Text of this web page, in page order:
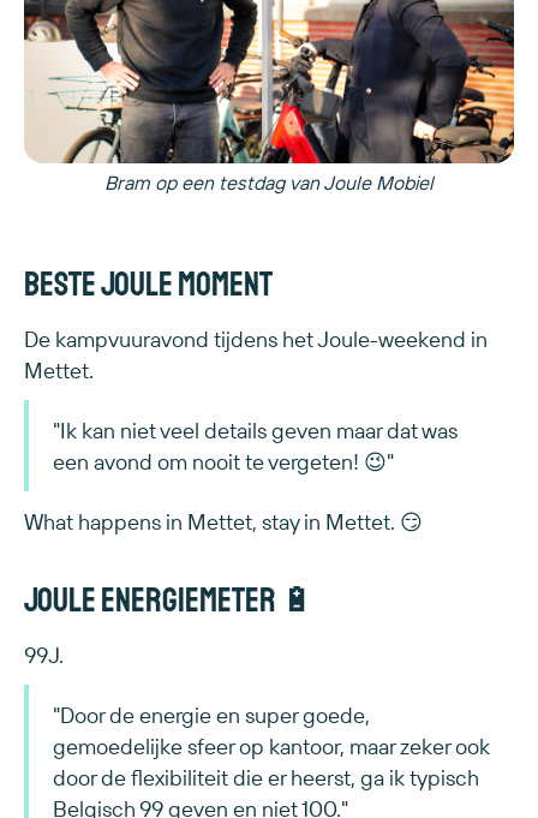
Bram op een testdag van Joule Mobiel
Beste Joule moment
De kampvuuravond tijdens het Joule-weekend in
Mettet.
"Ik kan niet veel details geven maar dat was
een avond om nooit te vergeten! 😉"
What happens in Mettet, stay in Mettet. 😏
Joule energiemeter 🔋
99J.
"Door de energie en super goede,
gemoedelijke sfeer op kantoor, maar zeker ook
door de flexibiliteit die er heerst, ga ik typisch
Belgisch 99 geven en niet 100."